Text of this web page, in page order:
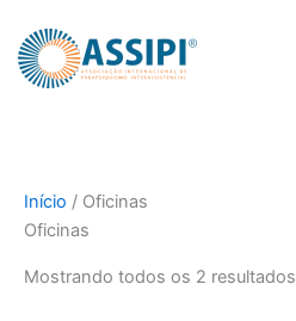
para
Início / Oficinas
Oficinas
Mostrando todos os 2 resultados